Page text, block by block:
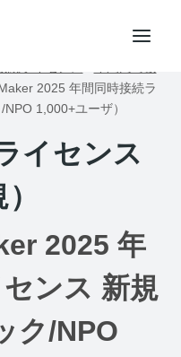
2025 年間同時接続ラ
1,000+ユーザ）
イセンス
2025 年
ンス 新規
ク/NPO